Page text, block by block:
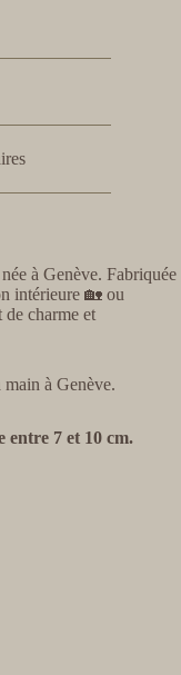
à Genève. Fabriquée
intérieure 🏡 ou
charme et
à Genève.
entre 7 et 10 cm.